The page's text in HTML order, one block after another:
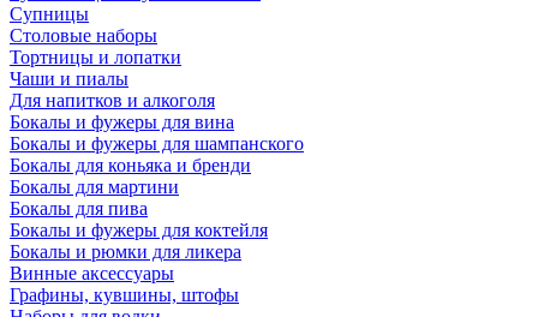
Супницы
Столовые наборы
Тортницы и лопатки
Чаши и пиалы
Для напитков и алкоголя
Бокалы и фужеры для вина
Бокалы и фужеры для шампанского
Бокалы для коньяка и бренди
Бокалы для мартини
Бокалы для пива
Бокалы и фужеры для коктейля
Бокалы и рюмки для ликера
Винные аксессуары
Графины, кувшины, штофы